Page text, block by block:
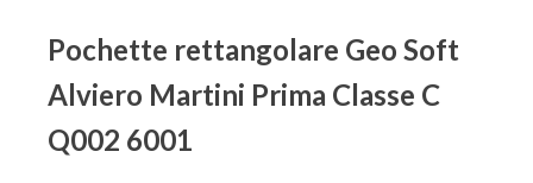
Pochette rettangolare Geo Soft
Alviero Martini Prima Classe C
Q002 6001